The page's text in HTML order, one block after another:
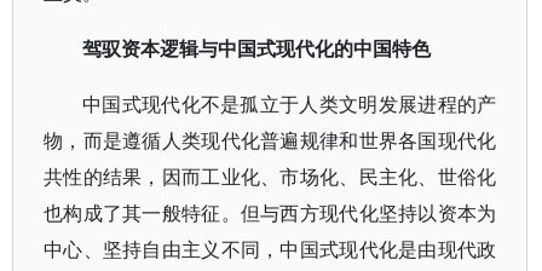
驾驭资本逻辑与中国式现代化的中国特色
中国式现代化不是孤立于人类文明发展进程的产
物，而是遵循人类现代化普遍规律和世界各国现代化
共性的结果，因而工业化、市场化、民主化、世俗化
也构成了其一般特征。但与西方现代化坚持以资本为
中心、坚持自由主义不同，中国式现代化是由现代政